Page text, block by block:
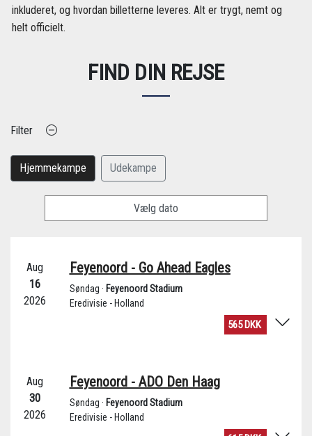
inkluderet, og hvordan billetterne leveres. Alt er trygt, nemt og
helt officielt.